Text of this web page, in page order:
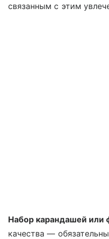
связанным с этим
Набор карандашей или
качества —